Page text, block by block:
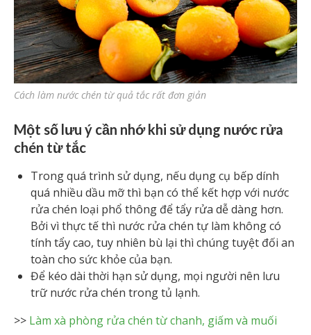
Cách làm nước chén từ quả tắc rất đơn giản
Một số lưu ý cần nhớ khi sử dụng nước rửa
chén từ tắc
Trong quá trình sử dụng, nếu dụng cụ bếp dính
quá nhiều dầu mỡ thì bạn có thể kết hợp với nước
rửa chén loại phổ thông để tẩy rửa dễ dàng hơn.
Bởi vì thực tế thì nước rửa chén tự làm không có
tính tẩy cao, tuy nhiên bù lại thì chúng tuyệt đối an
toàn cho sức khỏe của bạn.
Để kéo dài thời hạn sử dụng, mọi người nên lưu
trữ nước rửa chén trong tủ lạnh.
>> Làm xà phòng rửa chén từ chanh, giấm và muối